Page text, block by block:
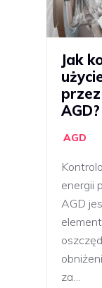
Jak
AGD?
AGD
energii
AGD
za…